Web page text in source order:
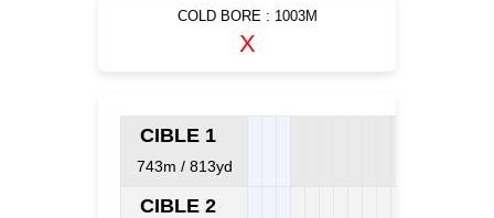
COLD BORE : 1003M
X
CIBLE 1
743m / 813yd
CIBLE 2